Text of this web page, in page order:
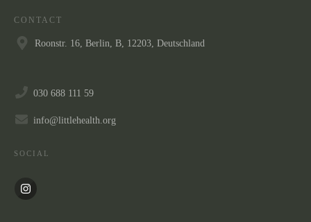
CONTACT
Roonstr. 16, Berlin, B, 12203, Deutschland
030 688 111 59
info@littlehealth.org
SOCIAL